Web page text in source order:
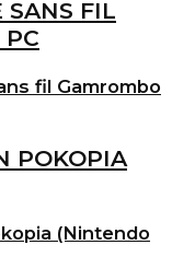
fil Gamrombo
(Nintendo